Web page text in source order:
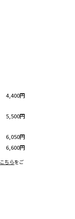
4,400円
5,500円
6,050円
6,600円
こちらをご